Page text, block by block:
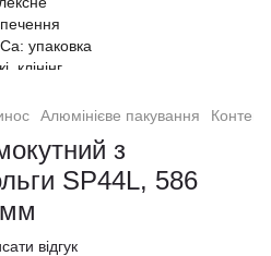
Алюмінієве пакування
з
SP44L, 586
відгук